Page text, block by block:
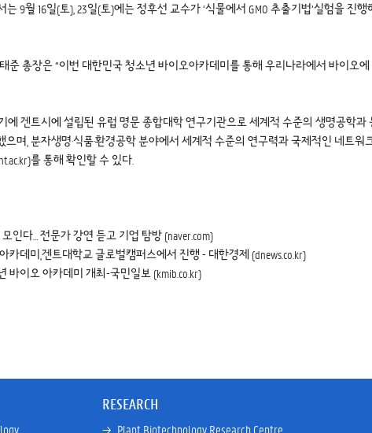
9월 16일(토), 23일(토)에는 정후선 교수가 ‘식물에서 GMO 추출기법’실험을 진
총장은 “이번 대한민국 청소년 바이오아카데미를 통해 우리나라에서 바이오
에 겐트시에 설립된 유럽 명문 종합대학 연구기관으로 세계적 수준의 생명공학
며, 분자생명·식품·환경공학 분야에서 세계적 수준의 연구력과 국제적인 네트
를 통해 확인할 수 있다.
인다… 전문가 강연 듣고 기업 탐방 (naver.com)
카데미,겐트대학교 글로벌캠퍼스에서 진행 - 대한경제 (dnews.co.kr)
바이오 아카데미 개최-국민일보 (kmib.co.kr)
RESEARCH
→ Plant Biotechnology Research Centre